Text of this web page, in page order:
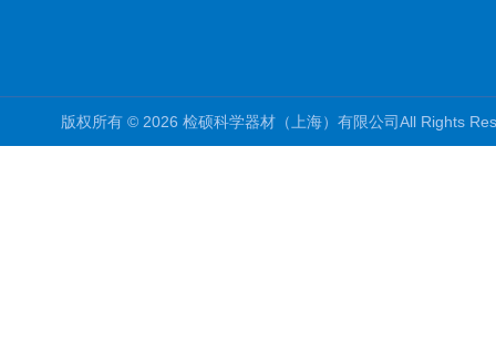
版权所有 © 2026 检硕科学器材（上海）有限公司All Rights